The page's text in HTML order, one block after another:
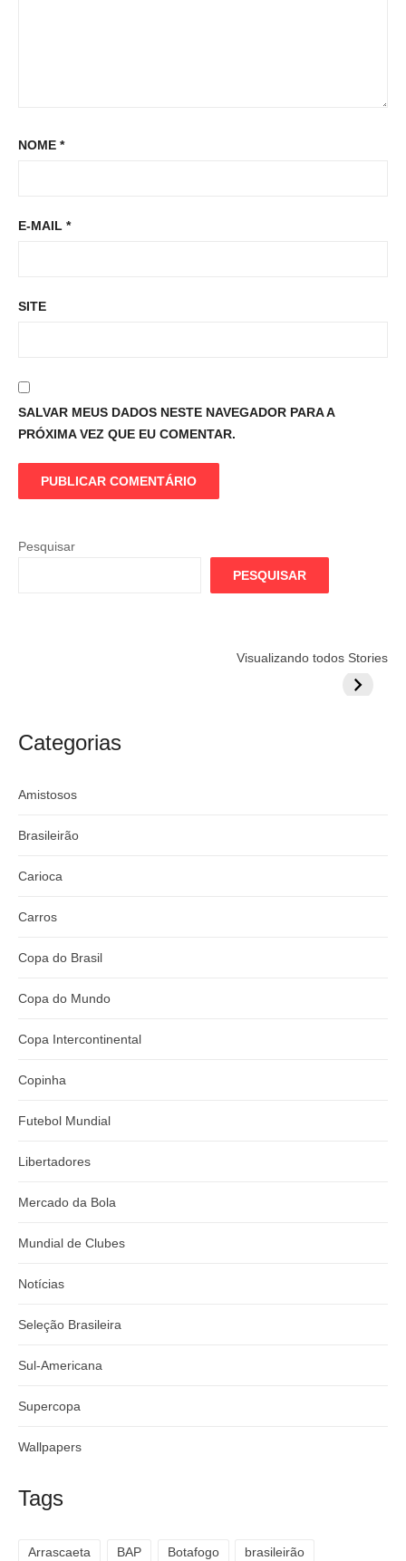
NOME *
E-MAIL *
SITE
SALVAR MEUS DADOS NESTE NAVEGADOR PARA A
PRÓXIMA VEZ QUE EU COMENTAR.
Pesquisar
PESQUISAR
Visualizando todos Stories
argentino
Globo quer
Lesão
do
Categorias
Amistosos
Brasileirão
Carioca
Carros
Copa do Brasil
Copa do Mundo
Copa Intercontinental
Copinha
Futebol Mundial
Libertadores
Mercado da Bola
Mundial de Clubes
Notícias
Seleção Brasileira
Sul-Americana
Supercopa
Wallpapers
Tags
Arrascaeta BAP Botafogo brasileirão